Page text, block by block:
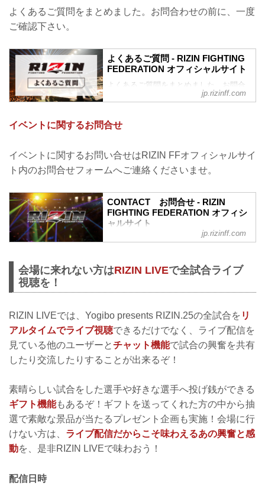
よくあるご質問をまとめました。お問合わせの前に、一度
ご確認下さい。
よくあるご質問 - RIZIN FIGHTING
FEDERATION オフィシャルサイト
よくあるご質問をまとめました。お問合
わせの前に、一度ご確認下さい。
Q1. より良い席で観戦したいのですが、
どの先行でチケットを買うと一番良い席
A. ①ファンクラブ先行（超強者→強者）
→ ②オフィシャル系の先行（番組・チラ
シ・メルマガ・オフィシャルサイト先行
らの順番となります。
※予約流れや演出の変更などで前後する
場合があります。
※選手応援シートは大会毎に異なり、こ
の順番には含まれていません。
jp.rizinff.com
イベントに関するお問合せ
イベントに関するお問い合せはRIZIN FFオフィシャルサイ
ト内のお問合せフォームへご連絡くださいませ。
CONTACT お問合せ - RIZIN
FIGHTING FEDERATION オフィシ
ャルサイト
RIZIN FIGHTING FEDERATION オフィシ
「RIZIN FIGHTING FEDERATION」（ラ
ン）の情報・加盟団体について発信して
jp.rizinff.com
会場に来れない方はRIZIN LIVEで全試合ライブ
視聴を！
RIZIN LIVEでは、Yogibo presents RIZIN.25の全試合を リ
アルタイムでライブ視聴できるだけでなく、ライブ配信を
見ている他のユーザーとチャット機能で試合の興奮を共有
したり交流したりすることが出来るぞ！
素晴らしい試合をした選手や好きな選手へ投げ銭ができる
ギフト機能もあるぞ！ギフトを送ってくれた方の中から抽
選で素敵な景品が当たるプレゼント企画も実施！会場に行
けない方は、 ライブ配信だからこそ味わえるあの興奮と感
動を、是非RIZIN LIVEで味わおう！
配信日時